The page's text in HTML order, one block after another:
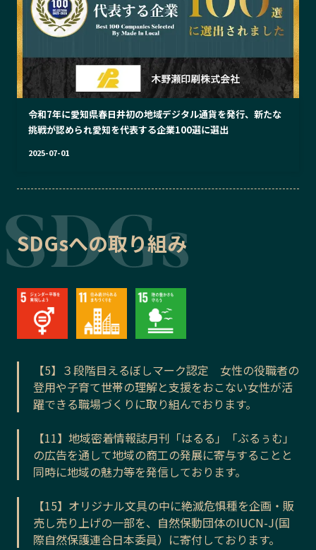
令和7年に愛知県春日井初の地域デジタル通貨を発行、新たな
挑戦が認められ愛知を代表する企業100選に選出
2025-07-01
SDGsへの取り組み
【5】３段階目えるぼしマーク認定 女性の役職者の
登用や子育て世帯の理解と支援をおこない女性が活
躍できる職場づくりに取り組んでおります。
【11】地域密着情報誌月刊「はるる」「ぶるぅむ」
の広告を通して地域の商工の発展に寄与することと
同時に地域の魅力等を発信しております。
【15】オリジナル文具の中に絶滅危惧種を企画・販
売し売り上げの一部を、自然保動団体のIUCN-J(国
際自然保護連合日本委員）に寄付しております。